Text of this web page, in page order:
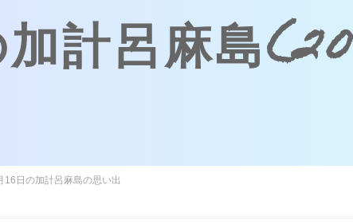
計呂麻島
16日の加計呂麻島の思い出